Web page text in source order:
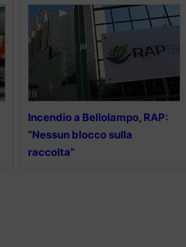
Incendio a Bellolampo, RAP:
“Nessun blocco sulla
raccolta”